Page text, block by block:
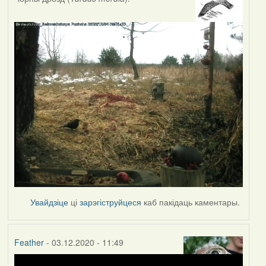
Увайдзіце цізарэгіструйцеся каб пакідаць каментары.
Feather- 03.12.2020 - 11:49